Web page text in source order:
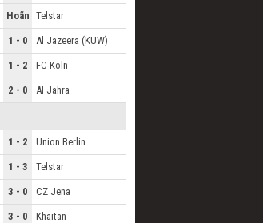
Hoãn Telstar
1 - 0 Al Jazeera (KUW)
1 - 2 FC Koln
2 - 0 Al Jahra
1 - 2 Union Berlin
1 - 3 Telstar
3 - 0 CZ Jena
3 - 0 Khaitan